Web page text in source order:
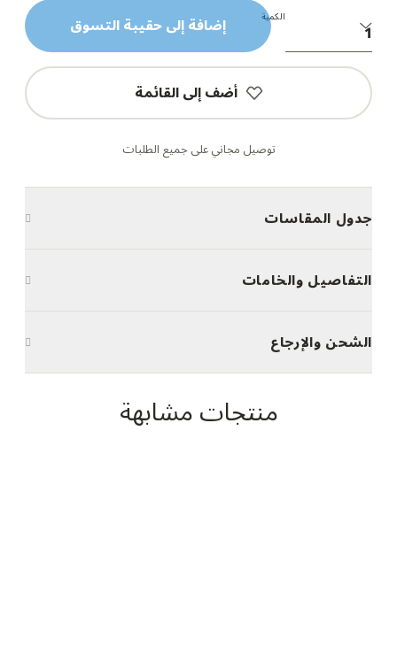
الكمية إضافة إلى حقيبة التسوق
أضف إلى القائمة
توصيل مجاني على جميع الطلبات
جدول المقاسات
التفاصيل والخامات
الشحن والإرجاع
منتجات مشابهة